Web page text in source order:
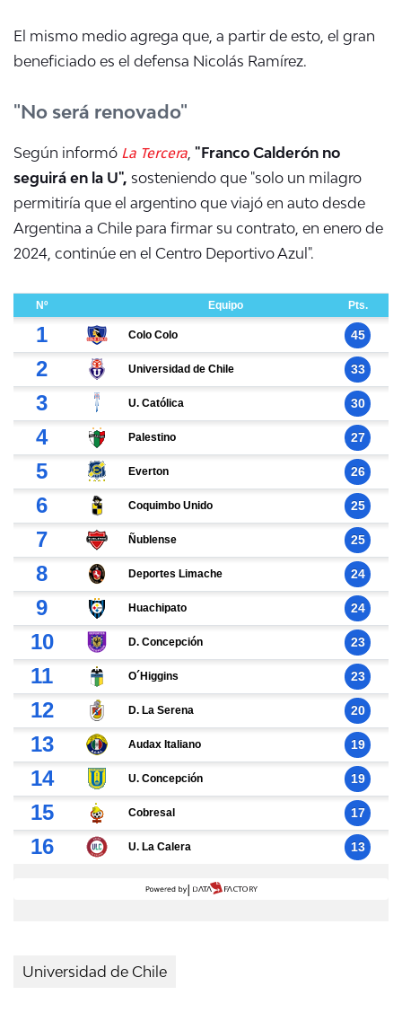
El mismo medio agrega que, a partir de esto, el gran
beneficiado es el defensa Nicolás Ramírez.
"No será renovado"
Según informó La Tercera, "Franco Calderón no
seguirá en la U", sosteniendo que "solo un milagro
permitiría que el argentino que viajó en auto desde
Argentina a Chile para firmar su contrato, en enero de
2024, continúe en el Centro Deportivo Azul".
Universidad de Chile